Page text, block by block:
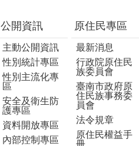
公開資訊
主動公開資訊
性別統計專區
性別主流化專
區
安全及衛生防
護專區
資料開放專區
內部控制專區
原住民專區
最新消息
行政院原住民
族委員會
臺南市政府原
住民族事務委
員會
法令規章
原住民權益手
冊